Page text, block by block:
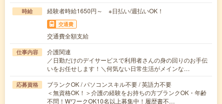
時給 経験者時給1650円～ ※日払い/週払いOK！
交通費
交通費全額支給
仕事内容
介護関連
／日勤だけのデイサービスで利用者さんの身の回りのお手伝
いをお任せします！＼何気ない日常生活がメインな…
応募資格
ブランクOK / パソコンスキル不要 / 英語力不要
＜無資格OK！＞介護の経験をお持ちの方ブランクOK・年齢
不問！WワークOK10名以上募集中！履歴書不…